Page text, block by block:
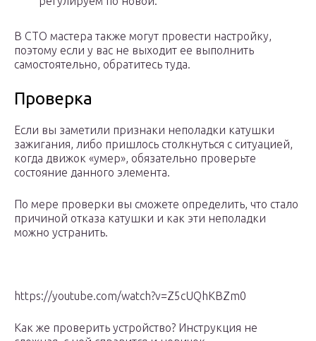
В СТО мастера также могут провести настройку,
поэтому если у вас не выходит ее выполнить
самостоятельно, обратитесь туда.
Проверка
Если вы заметили признаки неполадки катушки
зажигания, либо пришлось столкнуться с ситуацией,
когда движок «умер», обязательно проверьте
состояние данного элемента.
По мере проверки вы сможете определить, что стало
причиной отказа катушки и как эти неполадки
можно устранить.
https://youtube.com/watch?v=Z5cUQhKBZm0
Как же проверить устройство? Инструкция не